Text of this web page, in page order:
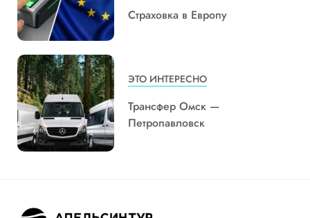
Страховка в Европу
ЭТО ИНТЕРЕСНО
Трансфер Омск —
Петропавловск